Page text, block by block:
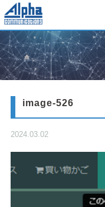
image-526
2024.03.02